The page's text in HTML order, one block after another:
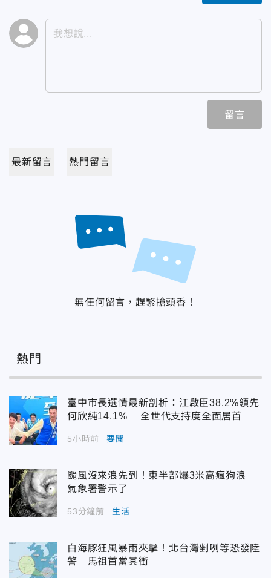
留言
最新留言 熱門留言
無任何留言，趕緊搶頭香！
熱門
臺中市長選情最新剖析：江啟臣38.2%領先
何欣純14.1% 全世代支持度全面居首
5小時前 要聞
颱風沒來浪先到！東半部爆3米高瘋狗浪
氣象署警示了
53分鐘前 生活
白海豚狂風暴雨夾擊！北台灣剉咧等恐發陸
警 馬祖首當其衝